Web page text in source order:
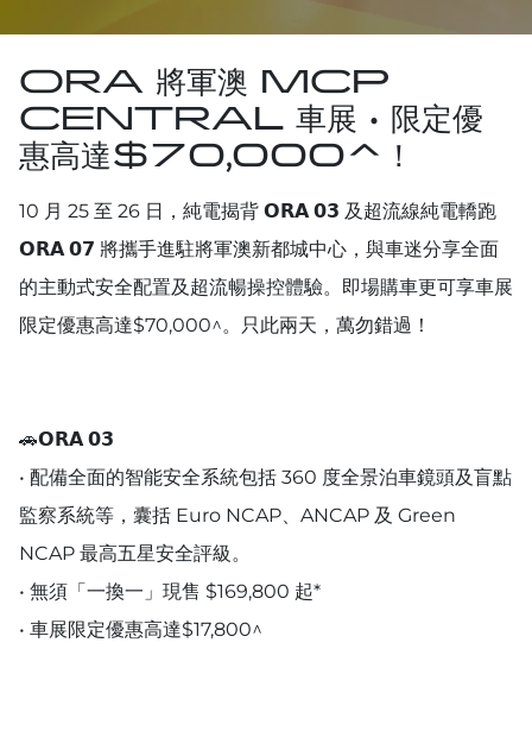
ORA 將軍澳 MCP
CENTRAL 車展 • 限定優
惠高達$70,000^！
10 月 25 至 26 日，純電揭背 𝗢𝗥𝗔 𝟬𝟯 及超流線純電轎跑
𝗢𝗥𝗔 𝟬𝟳 將攜手進駐將軍澳新都城中心，與車迷分享全面
的主動式安全配置及超流暢操控體驗。即場購車更可享車展
限定優惠高達$70,000^。只此兩天，萬勿錯過！
🚗𝗢𝗥𝗔 𝟬𝟯
• 配備全面的智能安全系統包括 360 度全景泊車鏡頭及盲點
監察系統等，囊括 Euro NCAP、ANCAP 及 Green
NCAP 最高五星安全評級。
• 無須「一換一」現售 $169,800 起*
• 車展限定優惠高達$17,800^